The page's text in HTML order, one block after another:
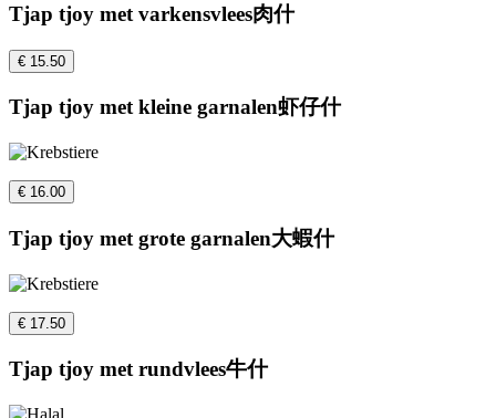
Tjap tjoy met varkensvlees肉什
€ 15.50
Tjap tjoy met kleine garnalen虾仔什
€ 16.00
Tjap tjoy met grote garnalen大蝦什
€ 17.50
Tjap tjoy met rundvlees牛什